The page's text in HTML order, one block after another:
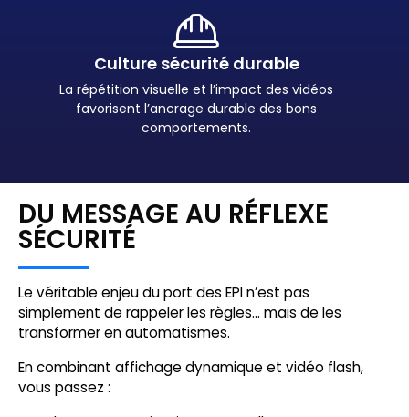
Culture sécurité durable
La répétition visuelle et l’impact des vidéos
favorisent l’ancrage durable des bons
comportements.
DU MESSAGE AU RÉFLEXE
SÉCURITÉ
Le véritable enjeu du port des EPI n’est pas
simplement de rappeler les règles… mais de les
transformer en automatismes.
En combinant affichage dynamique et vidéo flash,
vous passez :